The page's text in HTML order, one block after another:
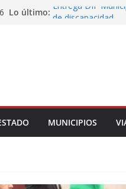
Lo último: Entrega DIF
representar
MUNICIPIOS